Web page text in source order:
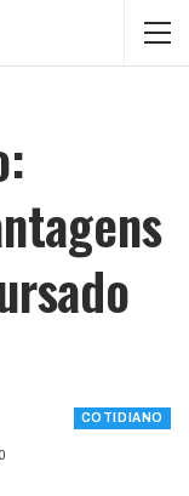
COTIDIANO
0